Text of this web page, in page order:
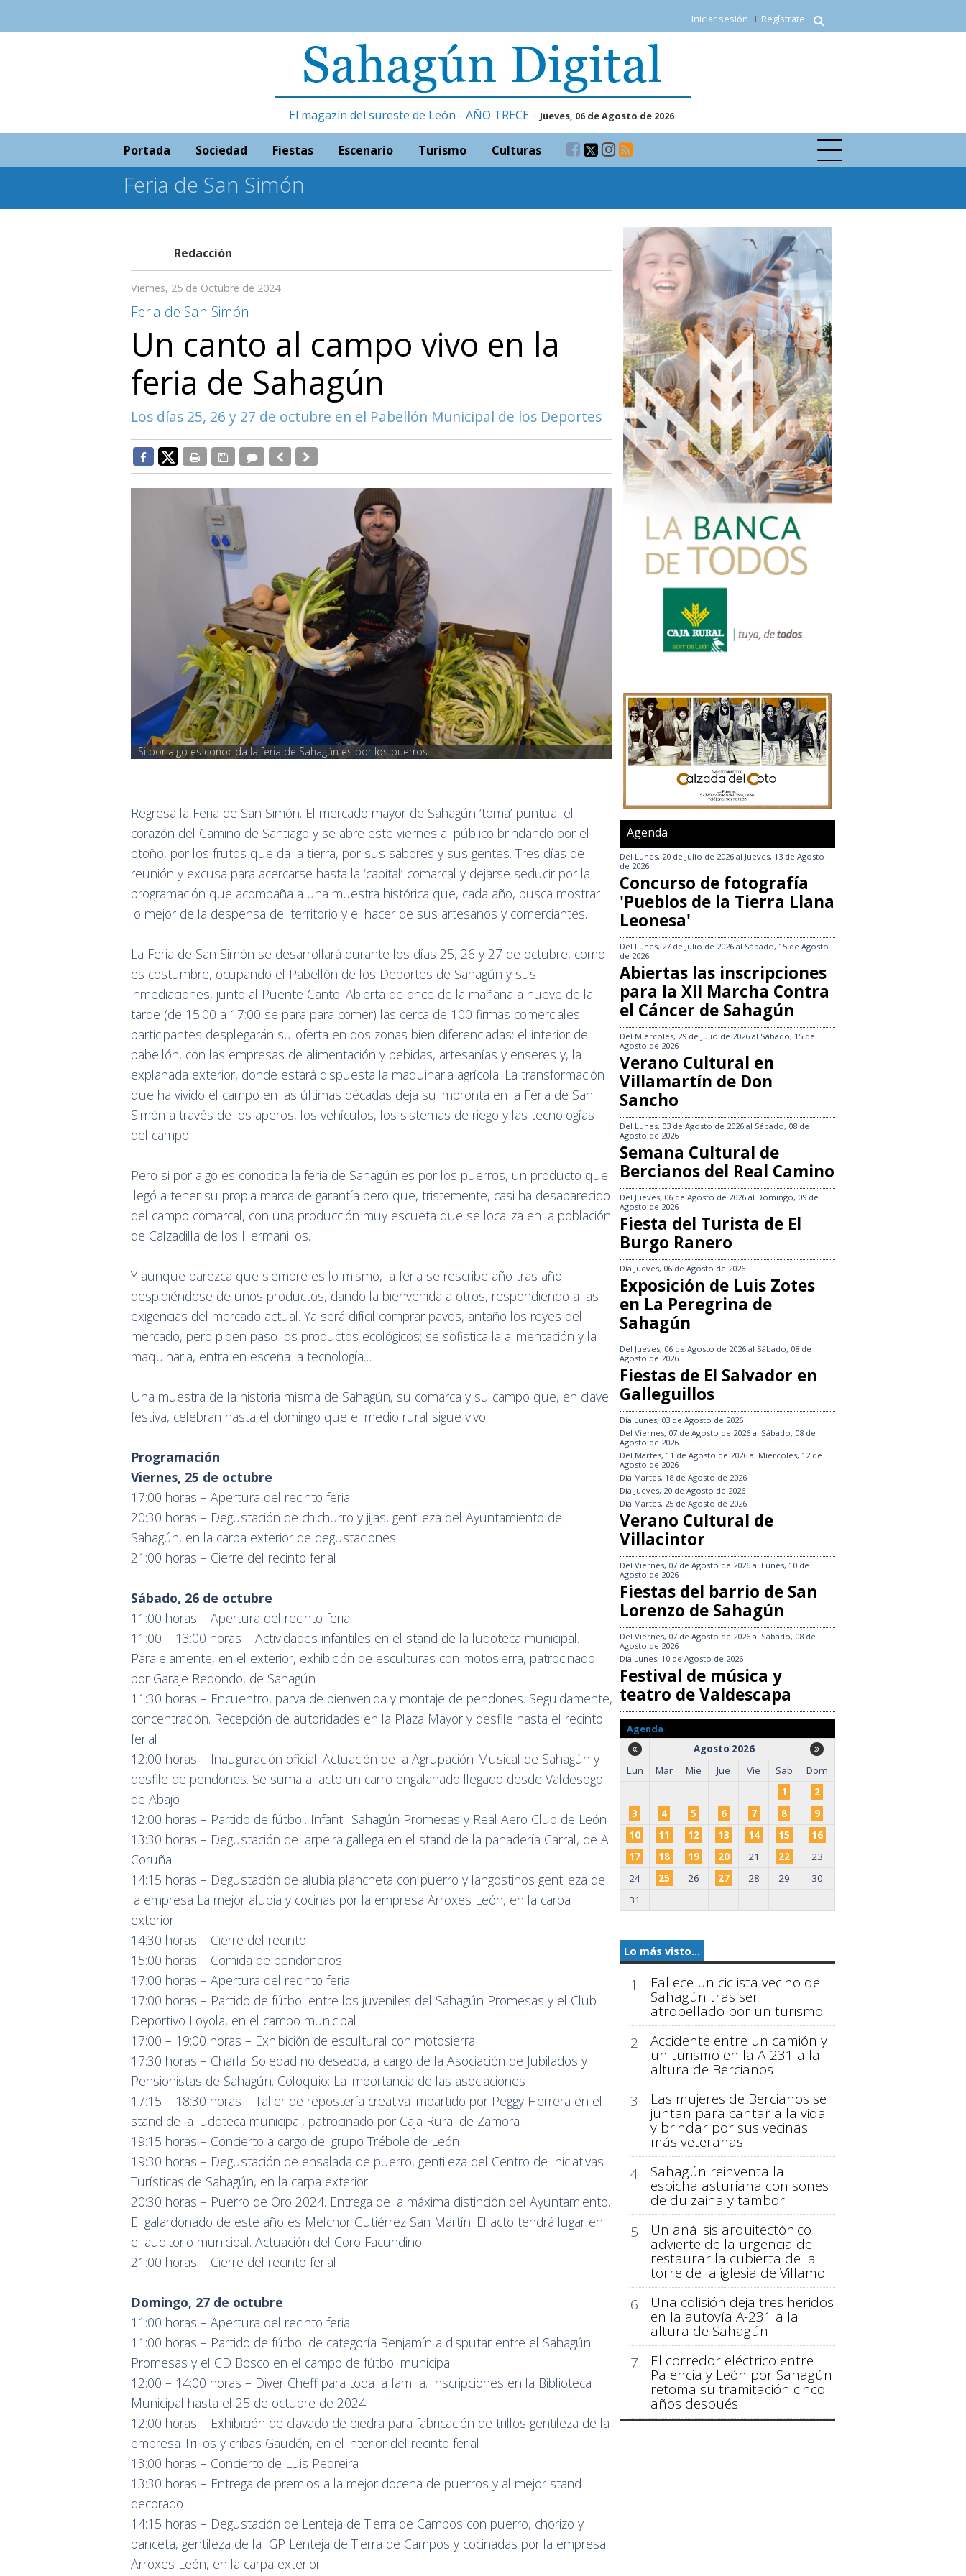
Iniciar sesión Regístrate
El magazín del sureste de León - AÑO TRECE - Jueves, 06 de Agosto de 2026
Portada Sociedad Fiestas Escenario Turismo Culturas
Feria de San Simón
Redacción
Viernes, 25 de Octubre de 2024
Feria de San Simón
Un canto al campo vivo en la
feria de Sahagún
Los días 25, 26 y 27 de octubre en el Pabellón Municipal de los Deportes
Si por algo es conocida la feria de Sahagún es por los puerros
Regresa la Feria de San Simón. El mercado mayor de Sahagún ‘toma’ puntual el
corazón del Camino de Santiago y se abre este viernes al público brindando por el
otoño, por los frutos que da la tierra, por sus sabores y sus gentes. Tres días de
reunión y excusa para acercarse hasta la ‘capital’ comarcal y dejarse seducir por la
programación que acompaña a una muestra histórica que, cada año, busca mostrar
lo mejor de la despensa del territorio y el hacer de sus artesanos y comerciantes.
La Feria de San Simón se desarrollará durante los días 25, 26 y 27 de octubre, como
es costumbre, ocupando el Pabellón de los Deportes de Sahagún y sus
inmediaciones, junto al Puente Canto. Abierta de once de la mañana a nueve de la
tarde (de 15:00 a 17:00 se para para comer) las cerca de 100 firmas comerciales
participantes desplegarán su oferta en dos zonas bien diferenciadas: el interior del
pabellón, con las empresas de alimentación y bebidas, artesanías y enseres y, la
explanada exterior, donde estará dispuesta la maquinaria agrícola. La transformación
que ha vivido el campo en las últimas décadas deja su impronta en la Feria de San
Simón a través de los aperos, los vehículos, los sistemas de riego y las tecnologías
del campo.
Pero si por algo es conocida la feria de Sahagún es por los puerros, un producto que
llegó a tener su propia marca de garantía pero que, tristemente, casi ha desaparecido
del campo comarcal, con una producción muy escueta que se localiza en la población
de Calzadilla de los Hermanillos.
Y aunque parezca que siempre es lo mismo, la feria se rescribe año tras año
despidiéndose de unos productos, dando la bienvenida a otros, respondiendo a las
exigencias del mercado actual. Ya será difícil comprar pavos, antaño los reyes del
mercado, pero piden paso los productos ecológicos; se sofistica la alimentación y la
maquinaria, entra en escena la tecnología…
Una muestra de la historia misma de Sahagún, su comarca y su campo que, en clave
festiva, celebran hasta el domingo que el medio rural sigue vivo.
Programación
Viernes, 25 de octubre
17:00 horas – Apertura del recinto ferial
20:30 horas – Degustación de chichurro y jijas, gentileza del Ayuntamiento de
Sahagún, en la carpa exterior de degustaciones
21:00 horas – Cierre del recinto ferial
Sábado, 26 de octubre
11:00 horas – Apertura del recinto ferial
11:00 – 13:00 horas – Actividades infantiles en el stand de la ludoteca municipal.
Paralelamente, en el exterior, exhibición de esculturas con motosierra, patrocinado
por Garaje Redondo, de Sahagún
11:30 horas – Encuentro, parva de bienvenida y montaje de pendones. Seguidamente,
concentración. Recepción de autoridades en la Plaza Mayor y desfile hasta el recinto
ferial
12:00 horas – Inauguración oficial. Actuación de la Agrupación Musical de Sahagún y
desfile de pendones. Se suma al acto un carro engalanado llegado desde Valdesogo
de Abajo
12:00 horas – Partido de fútbol. Infantil Sahagún Promesas y Real Aero Club de León
13:30 horas – Degustación de larpeira gallega en el stand de la panadería Carral, de A
Coruña
14:15 horas – Degustación de alubia plancheta con puerro y langostinos gentileza de
la empresa La mejor alubia y cocinas por la empresa Arroxes León, en la carpa
exterior
14:30 horas – Cierre del recinto
15:00 horas – Comida de pendoneros
17:00 horas – Apertura del recinto ferial
17:00 horas – Partido de fútbol entre los juveniles del Sahagún Promesas y el Club
Deportivo Loyola, en el campo municipal
17:00 – 19:00 horas – Exhibición de escultural con motosierra
17:30 horas – Charla: Soledad no deseada, a cargo de la Asociación de Jubilados y
Pensionistas de Sahagún. Coloquio: La importancia de las asociaciones
17:15 – 18:30 horas – Taller de repostería creativa impartido por Peggy Herrera en el
stand de la ludoteca municipal, patrocinado por Caja Rural de Zamora
19:15 horas – Concierto a cargo del grupo Trébole de León
19:30 horas – Degustación de ensalada de puerro, gentileza del Centro de Iniciativas
Turísticas de Sahagún, en la carpa exterior
20:30 horas – Puerro de Oro 2024. Entrega de la máxima distinción del Ayuntamiento.
El galardonado de este año es Melchor Gutiérrez San Martín. El acto tendrá lugar en
el auditorio municipal. Actuación del Coro Facundino
21:00 horas – Cierre del recinto ferial
Domingo, 27 de octubre
11:00 horas – Apertura del recinto ferial
11:00 horas – Partido de fútbol de categoría Benjamín a disputar entre el Sahagún
Promesas y el CD Bosco en el campo de fútbol municipal
12:00 – 14:00 horas – Diver Cheff para toda la familia. Inscripciones en la Biblioteca
Municipal hasta el 25 de octubre de 2024
12:00 horas – Exhibición de clavado de piedra para fabricación de trillos gentileza de la
empresa Trillos y cribas Gaudén, en el interior del recinto ferial
13:00 horas – Concierto de Luis Pedreira
13:30 horas – Entrega de premios a la mejor docena de puerros y al mejor stand
decorado
14:15 horas – Degustación de Lenteja de Tierra de Campos con puerro, chorizo y
panceta, gentileza de la IGP Lenteja de Tierra de Campos y cocinadas por la empresa
Arroxes León, en la carpa exterior
Agenda
Del Lunes, 20 de Julio de 2026 al Jueves, 13 de Agosto
de 2026
Concurso de fotografía
'Pueblos de la Tierra Llana
Leonesa'
Del Lunes, 27 de Julio de 2026 al Sábado, 15 de Agosto
de 2026
Abiertas las inscripciones
para la XII Marcha Contra
el Cáncer de Sahagún
Del Miércoles, 29 de Julio de 2026 al Sábado, 15 de
Agosto de 2026
Verano Cultural en
Villamartín de Don
Sancho
Del Lunes, 03 de Agosto de 2026 al Sábado, 08 de
Agosto de 2026
Semana Cultural de
Bercianos del Real Camino
Del Jueves, 06 de Agosto de 2026 al Domingo, 09 de
Agosto de 2026
Fiesta del Turista de El
Burgo Ranero
Día Jueves, 06 de Agosto de 2026
Exposición de Luis Zotes
en La Peregrina de
Sahagún
Del Jueves, 06 de Agosto de 2026 al Sábado, 08 de
Agosto de 2026
Fiestas de El Salvador en
Galleguillos
Día Lunes, 03 de Agosto de 2026
Del Viernes, 07 de Agosto de 2026 al Sábado, 08 de
Agosto de 2026
Del Martes, 11 de Agosto de 2026 al Miércoles, 12 de
Agosto de 2026
Día Martes, 18 de Agosto de 2026
Día Jueves, 20 de Agosto de 2026
Día Martes, 25 de Agosto de 2026
Verano Cultural de
Villacintor
Del Viernes, 07 de Agosto de 2026 al Lunes, 10 de
Agosto de 2026
Fiestas del barrio de San
Lorenzo de Sahagún
Del Viernes, 07 de Agosto de 2026 al Sábado, 08 de
Agosto de 2026
Día Lunes, 10 de Agosto de 2026
Festival de música y
teatro de Valdescapa
Agenda
Agosto 2026
Lun
Mar Mie Jue Vie Sab
Dom
1
2
3
4 5 6 7 8
9
10
11 12 13 14 15
16
17
18 19 20 21 22
23
24
25 26 27 28 29
30
31
Lo más visto...
1 Fallece un ciclista vecino de
Sahagún tras ser
atropellado por un turismo
2
Accidente entre un camión y
un turismo en la A-231 a la
altura de Bercianos
3
Las mujeres de Bercianos se
juntan para cantar a la vida
y brindar por sus vecinas
más veteranas
4
Sahagún reinventa la
espicha asturiana con sones
de dulzaina y tambor
5
Un análisis arquitectónico
advierte de la urgencia de
restaurar la cubierta de la
torre de la iglesia de Villamol
6
Una colisión deja tres heridos
en la autovía A-231 a la
altura de Sahagún
7
El corredor eléctrico entre
Palencia y León por Sahagún
retoma su tramitación cinco
años después